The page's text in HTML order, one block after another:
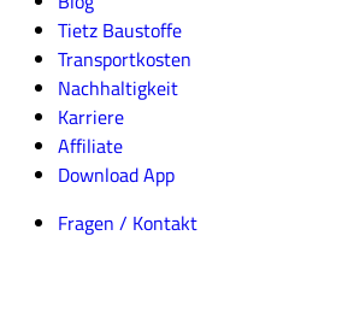
Tietz Baustoffe
Transportkosten
Nachhaltigkeit
Karriere
Affiliate
Download App
Fragen / Kontakt